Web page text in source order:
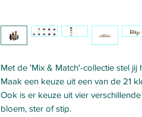
Met de 'Mix & Match'-collectie stel
Maak een keuze uit een van de 21
Ook is er keuze uit vier
bloem, ster of stip.